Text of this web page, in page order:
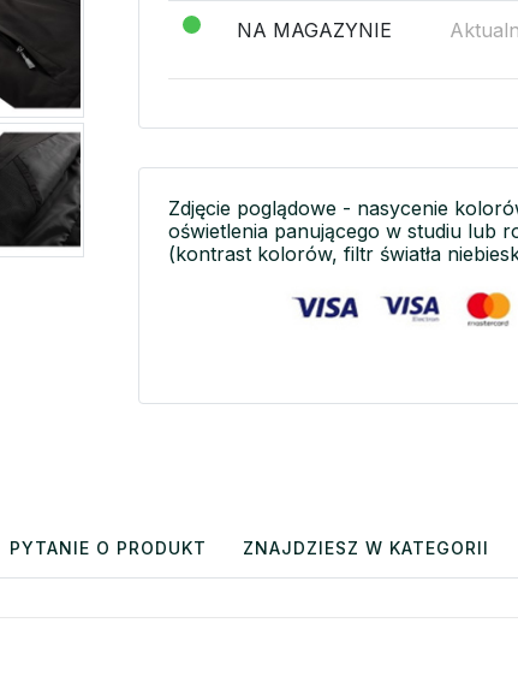
NA MAGAZYNIE
Zdjęcie poglądowe - nasycenie
oświetlenia panującego w studiu lub
(kontrast kolorów, filtr światła
PYTANIE O PRODUKT ZNAJDZIESZ W KATEGORII